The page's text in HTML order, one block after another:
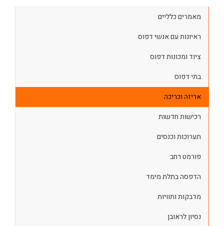
מאמרים כלליים
ראיונות עם אנשי דפוס
ציוד ומכונות דפוס
בתי דפוס
אריזה וכריכה
רכישות חדשות
תערוכות וכנסים
פורמט רחב
הדפסה בתלת מימד
מדבקות ותוויות
נסיון לראובן